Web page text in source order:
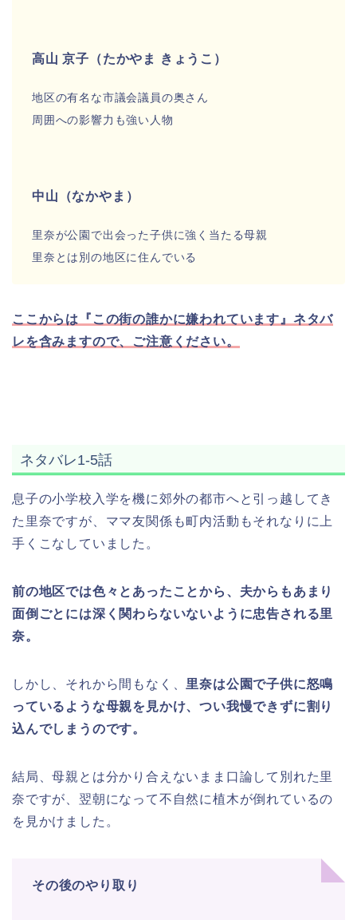
高山 京子（たかやま きょうこ）
地区の有名な市議会議員の奥さん
周囲への影響力も強い人物
中山（なかやま）
里奈が公園で出会った子供に強く当たる母親
里奈とは別の地区に住んでいる
ここからは『この街の誰かに嫌われています』ネタバ
レを含みますので、ご注意ください。
ネタバレ1-5話
息子の小学校入学を機に郊外の都市へと引っ越してき
た里奈ですが、ママ友関係も町内活動もそれなりに上
手くこなしていました。
前の地区では色々とあったことから、夫からもあまり
面倒ごとには深く関わらないないように忠告される里
奈。
しかし、それから間もなく、 里奈は公園で子供に怒鳴
っているような母親を見かけ、つい我慢できずに割り
込んでしまうのです。
結局、母親とは分かり合えないまま口論して別れた里
奈ですが、翌朝になって不自然に植木が倒れているの
を見かけました。
その後のやり取り